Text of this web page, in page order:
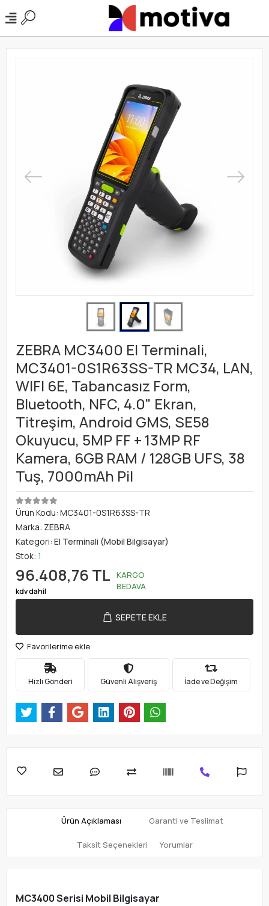
ZEBRA MC3400 El Terminali,
MC3401-0S1R63SS-TR MC34, LAN,
WIFI 6E, Tabancasız Form,
Bluetooth, NFC, 4.0" Ekran,
Titreşim, Android GMS, SE58
Okuyucu, 5MP FF + 13MP RF
Kamera, 6GB RAM / 128GB UFS, 38
Tuş, 7000mAh Pil
Ürün Kodu: MC3401-0S1R63SS-TR
Marka: ZEBRA
Kategori: El Terminali (Mobil Bilgisayar)
Stok: 1
96.408,76 TL
kdv dahil
KARGO
BEDAVA
SEPETE EKLE
Favorilerime ekle
Hızlı Gönderi Güvenli Alışveriş İade ve Değişim
Ürün Açıklaması Garanti ve Teslimat
Taksit Seçenekleri Yorumlar
MC3400 Serisi Mobil Bilgisayar